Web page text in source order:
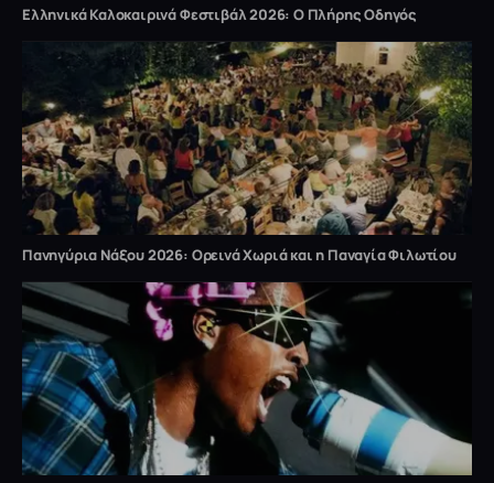
Ελληνικά Καλοκαιρινά Φεστιβάλ 2026: Ο Πλήρης Οδηγός
Πανηγύρια Νάξου 2026: Ορεινά Χωριά και η Παναγία Φιλωτίου